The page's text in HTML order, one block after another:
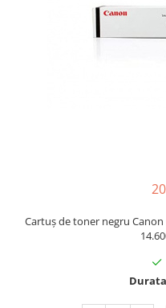
Cartuș de toner negru